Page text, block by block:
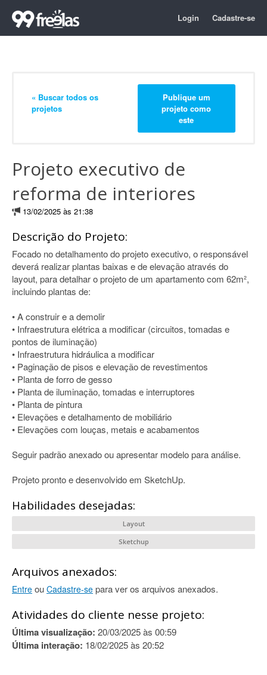
Login Cadastre-se
« Buscar todos os
projetos
Publique um
projeto como
este
Projeto executivo de
reforma de interiores
13/02/2025 às 21:38
Descrição do Projeto:
Focado no detalhamento do projeto executivo, o responsável
deverá realizar plantas baixas e de elevação através do
layout, para detalhar o projeto de um apartamento com 62m²,
incluindo plantas de:
• A construir e a demolir
• Infraestrutura elétrica a modificar (circuitos, tomadas e
pontos de iluminação)
• Infraestrutura hidráulica a modificar
• Paginação de pisos e elevação de revestimentos
• Planta de forro de gesso
• Planta de iluminação, tomadas e interruptores
• Planta de pintura
• Elevações e detalhamento de mobiliário
• Elevações com louças, metais e acabamentos
Seguir padrão anexado ou apresentar modelo para análise.
Projeto pronto e desenvolvido em SketchUp.
Habilidades desejadas:
Layout
Sketchup
Arquivos anexados:
Entre ou Cadastre-se para ver os arquivos anexados.
Atividades do cliente nesse projeto:
Última visualização: 20/03/2025 às 00:59
Última interação: 18/02/2025 às 20:52